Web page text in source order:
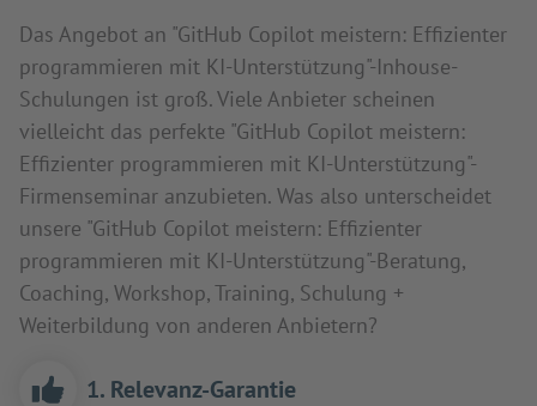
Das Angebot an "GitHub Copilot meistern: Effizienter
programmieren mit KI-Unterstützung"-Inhouse-
Schulungen ist groß. Viele Anbieter scheinen
vielleicht das perfekte "GitHub Copilot meistern:
Effizienter programmieren mit KI-Unterstützung"-
Firmenseminar anzubieten. Was also unterscheidet
unsere "GitHub Copilot meistern: Effizienter
programmieren mit KI-Unterstützung"-Beratung,
Coaching, Workshop, Training, Schulung +
Weiterbildung von anderen Anbietern?
1. Relevanz-Garantie